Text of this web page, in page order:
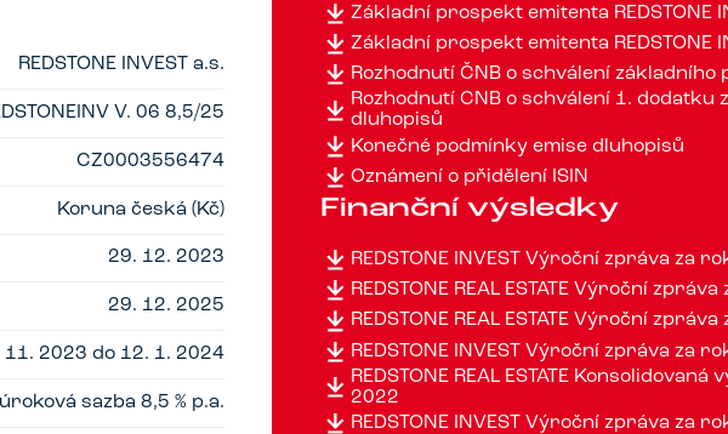
REDSTONE INVEST a.s.
V. 06 8,5/25
CZ0003556474
Koruna česká (Kč)
29. 12. 2023
29. 12. 2025
11. 2023 do 12. 1. 2024
sazba 8,5 % p.a.
Základní prospekt emitenta REDSTONE
Základní prospekt emitenta REDSTONE
Rozhodnutí ČNB o schválení
Rozhodnutí ČNB o schválení 1.
dluhopisů
Konečné podmínky emise dluhopisů
Oznámení o přidělení ISIN
Finanční výsledky
REDSTONE INVEST Výroční zpráva za
REDSTONE REAL ESTATE Výroční
REDSTONE REAL ESTATE Výroční
REDSTONE INVEST Výroční zpráva za
REDSTONE REAL ESTATE
2022
REDSTONE INVEST Výroční zpráva za